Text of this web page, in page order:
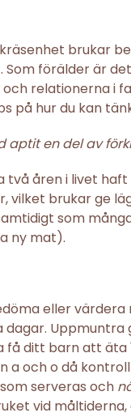
brukar
förälder är
relationerna i
på hur du kan
aptit en del av
två åren i livet
vilket brukar ge
som
ny mat).
eller
dagar.
få ditt barn att
a och o då
serveras och
vid måltiderna,